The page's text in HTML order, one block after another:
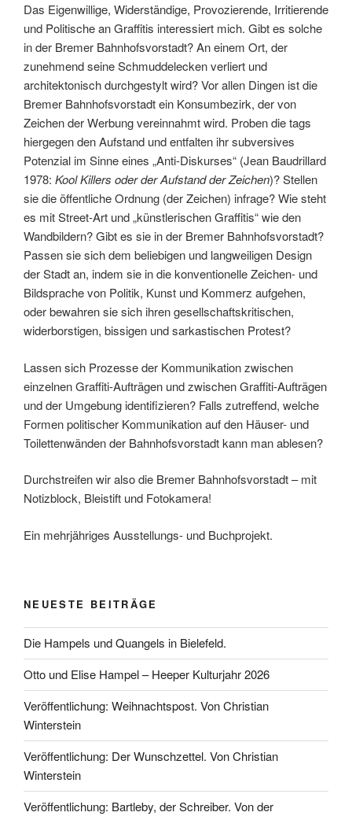
Das Eigenwillige, Widerständige, Provozierende, Irritierende
und Politische an Graffitis interessiert mich. Gibt es solche
in der Bremer Bahnhofsvorstadt? An einem Ort, der
zunehmend seine Schmuddelecken verliert und
architektonisch durchgestylt wird? Vor allen Dingen ist die
Bremer Bahnhofsvorstadt ein Konsumbezirk, der von
Zeichen der Werbung vereinnahmt wird. Proben die tags
hiergegen den Aufstand und entfalten ihr subversives
Potenzial im Sinne eines „Anti-Diskurses“ (Jean Baudrillard
1978: Kool Killers oder der Aufstand der Zeichen)? Stellen
sie die öffentliche Ordnung (der Zeichen) infrage? Wie steht
es mit Street-Art und „künstlerischen Graffitis“ wie den
Wandbildern? Gibt es sie in der Bremer Bahnhofsvorstadt?
Passen sie sich dem beliebigen und langweiligen Design
der Stadt an, indem sie in die konventionelle Zeichen- und
Bildsprache von Politik, Kunst und Kommerz aufgehen,
oder bewahren sie sich ihren gesellschaftskritischen,
widerborstigen, bissigen und sarkastischen Protest?
Lassen sich Prozesse der Kommunikation zwischen
einzelnen Graffiti-Aufträgen und zwischen Graffiti-Aufträgen
und der Umgebung identifizieren? Falls zutreffend, welche
Formen politischer Kommunikation auf den Häuser- und
Toilettenwänden der Bahnhofsvorstadt kann man ablesen?
Durchstreifen wir also die Bremer Bahnhofsvorstadt – mit
Notizblock, Bleistift und Fotokamera!
Ein mehrjähriges Ausstellungs- und Buchprojekt.
NEUESTE BEITRÄGE
Die Hampels und Quangels in Bielefeld.
Otto und Elise Hampel – Heeper Kulturjahr 2026
Veröffentlichung: Weihnachtspost. Von Christian
Winterstein
Veröffentlichung: Der Wunschzettel. Von Christian
Winterstein
Veröffentlichung: Bartleby, der Schreiber. Von der